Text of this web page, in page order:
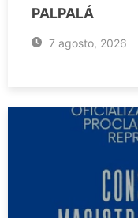
PALPALÁ
7 agosto, 2026